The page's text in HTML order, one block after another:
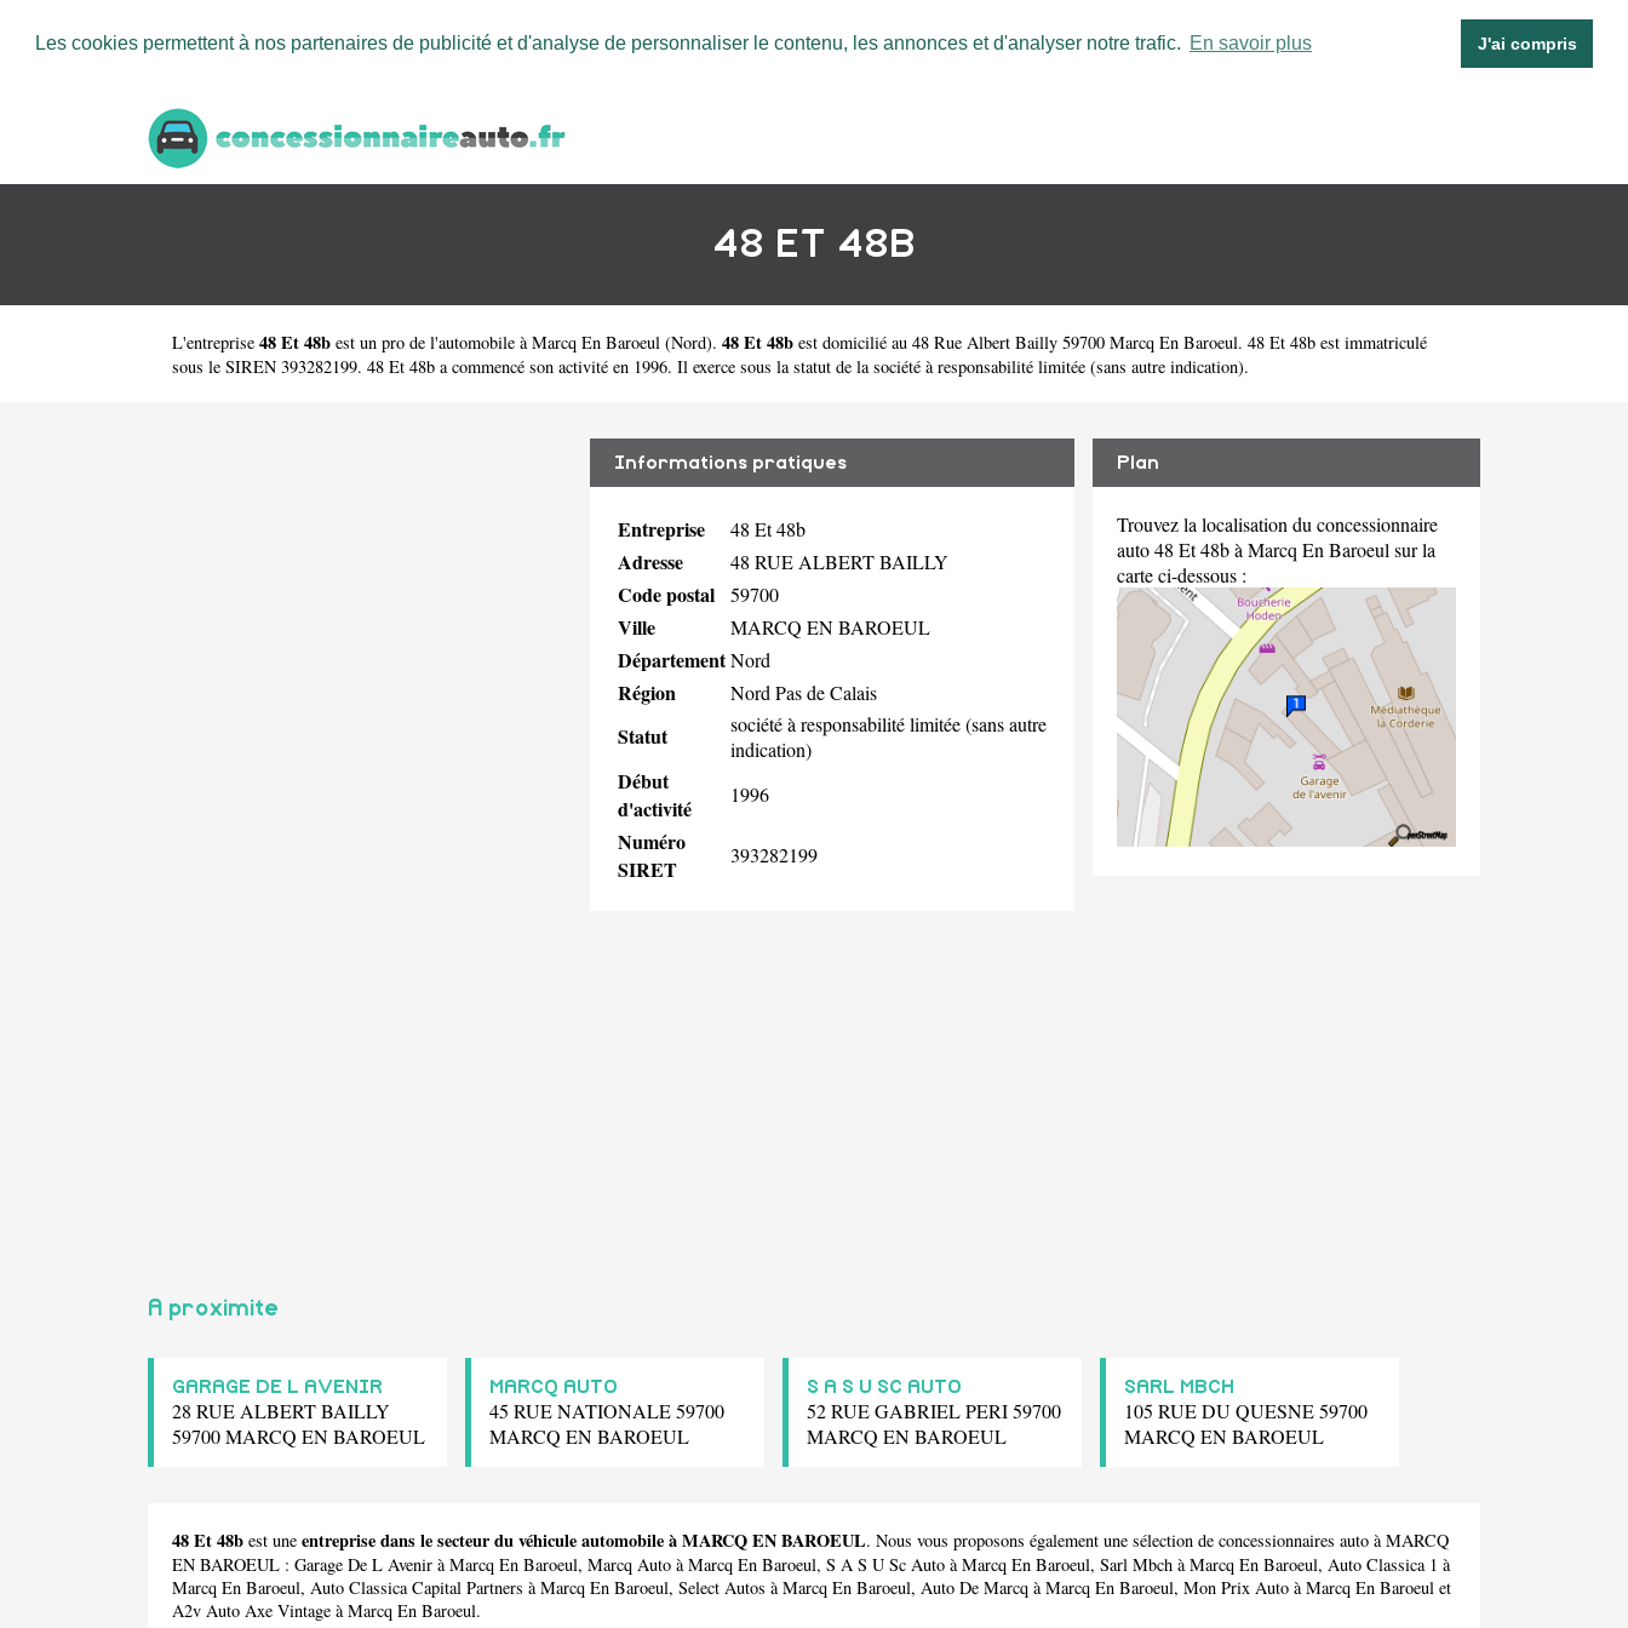
Les cookies permettent à nos partenaires de publicité et d'analyse de personnaliser le contenu, les annonces et d'analyser notre trafic. En savoir plus J'ai compris
48 ET 48B
L'entreprise 48 Et 48b est un pro de l'automobile à Marcq En Baroeul (Nord). 48 Et 48b est domicilié au 48 Rue Albert Bailly 59700 Marcq En Baroeul. 48 Et 48b est immatriculé
sous le SIREN 393282199. 48 Et 48b a commencé son activité en 1996. Il exerce sous la statut de la société à responsabilité limitée (sans autre indication).
Informations pratiques
Entreprise 48 Et 48b
Adresse 48 RUE ALBERT BAILLY
Code postal 59700
Ville MARCQ EN BAROEUL
DépartementNord
Région Nord Pas de Calais
Statut
société à responsabilité limitée (sans autre
indication)
Début
d'activité
1996
Numéro
SIRET
393282199
Plan
Trouvez la localisation du concessionnaire
auto 48 Et 48b à Marcq En Baroeul sur la
carte ci-dessous :
A proximite
GARAGE DE L AVENIR
28 RUE ALBERT BAILLY
59700 MARCQ EN BAROEUL
MARCQ AUTO
45 RUE NATIONALE 59700
MARCQ EN BAROEUL
S A S U SC AUTO
52 RUE GABRIEL PERI 59700
MARCQ EN BAROEUL
SARL MBCH
105 RUE DU QUESNE 59700
MARCQ EN BAROEUL
48 Et 48b est une entreprise dans le secteur du véhicule automobile à MARCQ EN BAROEUL. Nous vous proposons également une sélection de concessionnaires auto à MARCQ
EN BAROEUL : Garage De L Avenir à Marcq En Baroeul, Marcq Auto à Marcq En Baroeul, S A S U Sc Auto à Marcq En Baroeul, Sarl Mbch à Marcq En Baroeul, Auto Classica 1 à
Marcq En Baroeul, Auto Classica Capital Partners à Marcq En Baroeul, Select Autos à Marcq En Baroeul, Auto De Marcq à Marcq En Baroeul, Mon Prix Auto à Marcq En Baroeul et
A2v Auto Axe Vintage à Marcq En Baroeul.